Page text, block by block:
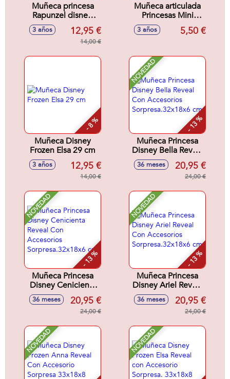
Muñeca princesa
Rapunzel disney.
Completamente
articulada 29cm
3 años 12,95 €
14,00 €
Muñeca articulada
Princesas Mini
Disney 12 cm -
Modelos surtidos
3 años 5,50 €
- 8 %
Muñeca Disney
Frozen Elsa 29 cm
3 años 12,95 €
14,00 €
NOVEDAD
- 13 %
Muñeca Princesa
Disney Bella Reveal
Con Accesorios
Sorpresa.32x18x6
36 meses 20,95 €
24,00 €
NOVEDAD
- 13 %
Muñeca Princesa
Disney Cenicienta
Reveal Con
Accesorios
Sorpresa.32x18x6
36 meses 20,95 €
24,00 €
NOVEDAD
- 13 %
Muñeca Princesa
Disney Ariel Reveal
Con Accesorios
Sorpresa.32x18x6
36 meses 20,95 €
24,00 €
NOVEDAD NOVEDAD